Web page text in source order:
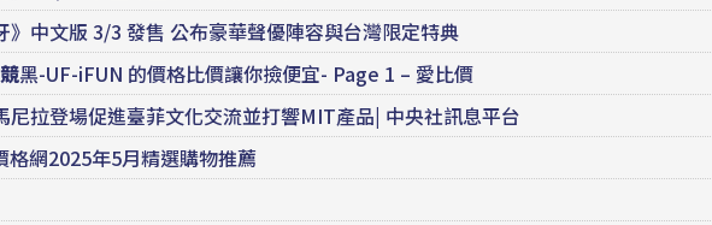
》中文版 3/3 發售 公布豪華聲優陣容與台灣限定特典
黑-UF-iFUN 的價格比價讓你撿便宜- Page 1 – 愛比價
尼拉登場促進臺菲文化交流並打響MIT產品| 中央社訊息平台
網2025年5月精選購物推薦